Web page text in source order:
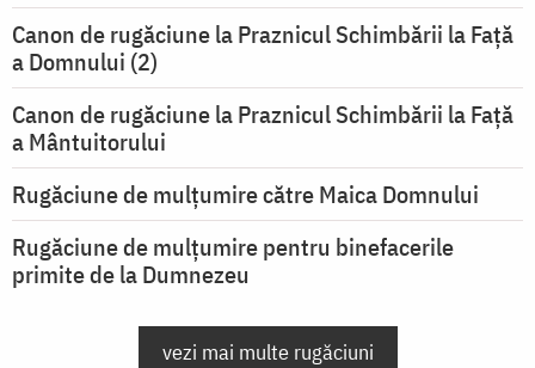
Canon de rugăciune la Praznicul Schimbării la Faţă
a Domnului (2)
Canon de rugăciune la Praznicul Schimbării la Față
a Mântuitorului
Rugăciune de mulţumire către Maica Domnului
Rugăciune de mulțumire pentru binefacerile
primite de la Dumnezeu
vezi mai multe rugăciuni